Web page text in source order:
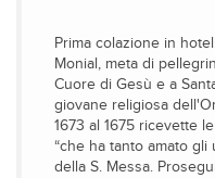
Prima colazione in
Monial, meta di
Cuore di Gesù e a
giovane religiosa
1673 al 1675 ricevette
“che ha tanto amato gli
della S. Messa.